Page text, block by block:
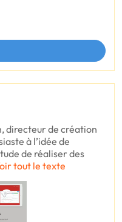
directeur de création
à l’idée de
de réaliser des
tout le texte